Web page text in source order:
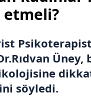
Psikoterapist
Üney,
söyledi.